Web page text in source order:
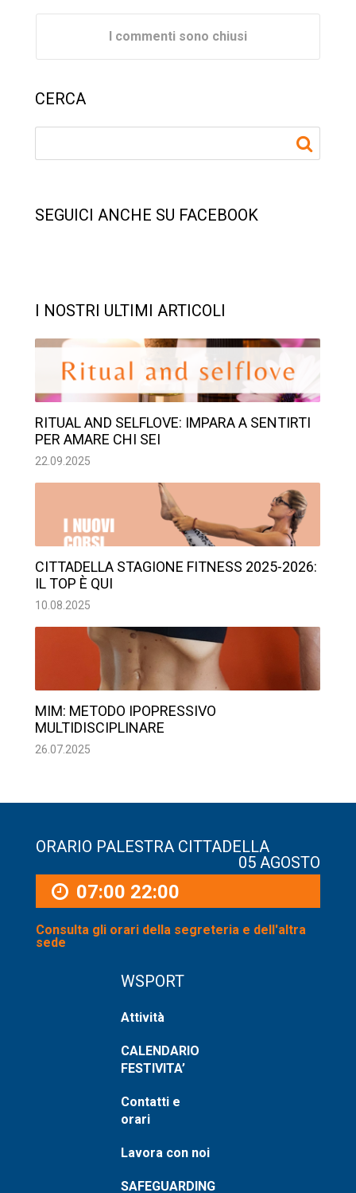
I commenti sono chiusi
CERCA
SEGUICI ANCHE SU FACEBOOK
I NOSTRI ULTIMI ARTICOLI
RITUAL AND SELFLOVE: IMPARA A SENTIRTI
PER AMARE CHI SEI
22.09.2025
CITTADELLA STAGIONE FITNESS 2025-2026:
IL TOP È QUI
10.08.2025
MIM: METODO IPOPRESSIVO
MULTIDISCIPLINARE
26.07.2025
ORARIO PALESTRA CITTADELLA
05 AGOSTO
07:00 22:00
Consulta gli orari della segreteria e dell'altra
sede
WSPORT
Attività
CALENDARIO
FESTIVITA’
Contatti e
orari
Lavora con noi
SAFEGUARDING